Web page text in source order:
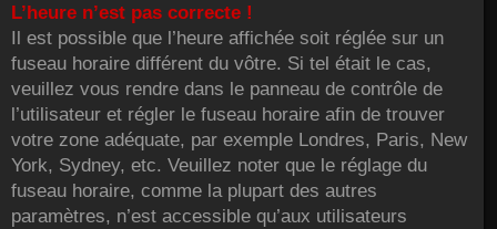
L’heure n’est pas correcte !
Il est possible que l’heure affichée soit réglée sur un
fuseau horaire différent du vôtre. Si tel était le cas,
veuillez vous rendre dans le panneau de contrôle de
l’utilisateur et régler le fuseau horaire afin de trouver
votre zone adéquate, par exemple Londres, Paris, New
York, Sydney, etc. Veuillez noter que le réglage du
fuseau horaire, comme la plupart des autres
paramètres, n’est accessible qu’aux utilisateurs